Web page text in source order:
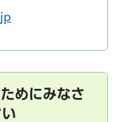
めにみなさ